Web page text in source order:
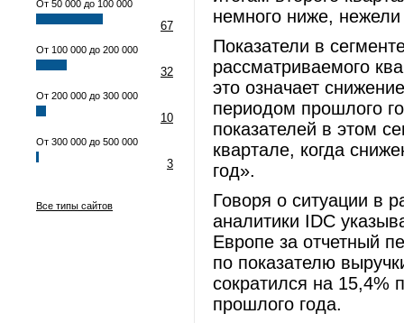
От 50 000 до 100 000
67
От 100 000 до 200 000
32
От 200 000 до 300 000
10
От 300 000 до 500 000
3
Все типы сайтов
немного ниже,
Показатели в
рассматриваемого
это означает
периодом прошлого
показателей в этом
квартале, когда
год».
Говоря о ситуации в
аналитики IDC
Европе за отчетный
по показателю
сократился на 15,4%
прошлого года.